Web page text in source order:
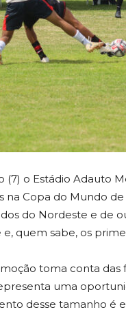
o Estádio Adauto
na Copa do Mundo
do Nordeste e de
e, quem sabe, os
toma conta das
uma
desse tamanho é